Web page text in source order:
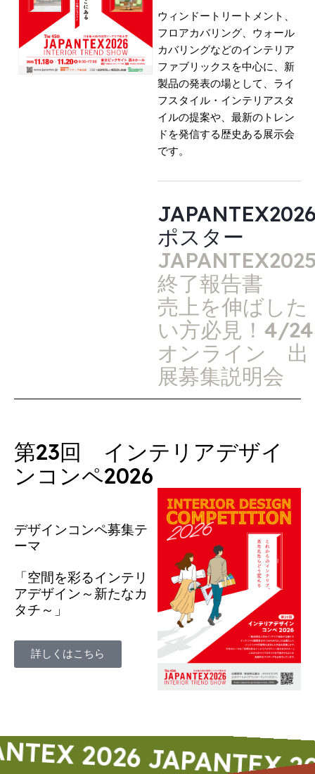
ウィンドートリートメント、
フロアカバリング、ウォール
カバリングなどのインテリア
ファブリックスを中心に、新
製品の発表の場として、ライ
フスタイル・インテリアスタ
イルの提案や、最新のトレン
ドを発信する歴史ある展示会
です。
ポスター
終了報告書
売上を伸ばした
い方必見！4/24
オンライン 出
展募集説明会
第23回 インテリアデザイ
ンコンペ2026
デザインコンペ募集テ
ーマ
「空間を彩るインテリ
アデザイン～新たなカ
タチ～」
詳しくはこちら
2026JAPANTEX 2026